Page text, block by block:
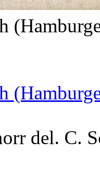
del. C.